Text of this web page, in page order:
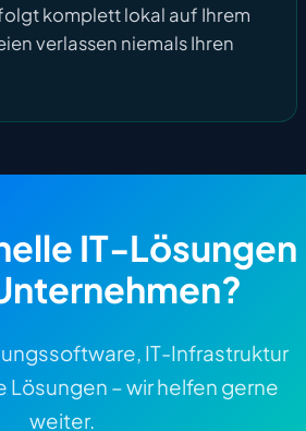
komplett lokal auf Ihrem
verlassen niemals Ihren
IT-Lösungen
IT-Infrastruktur
– wir helfen gerne
weiter.